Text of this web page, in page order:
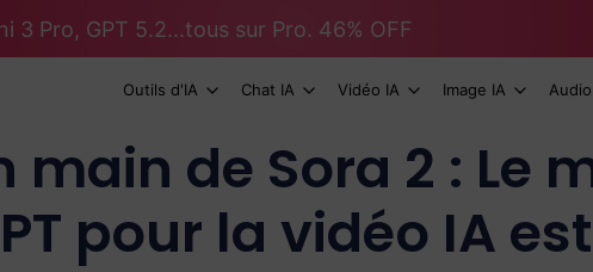
3 Pro, GPT 5.2...tous sur Pro. 46% OFF
Outils d'IA Chat IA Vidéo IA Image IA
main de Sora 2 : Le
pour la vidéo IA